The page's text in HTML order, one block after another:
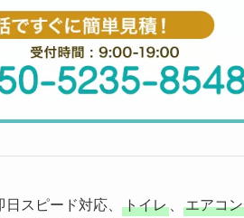
日スピード対応、 トイレ、 エアコン